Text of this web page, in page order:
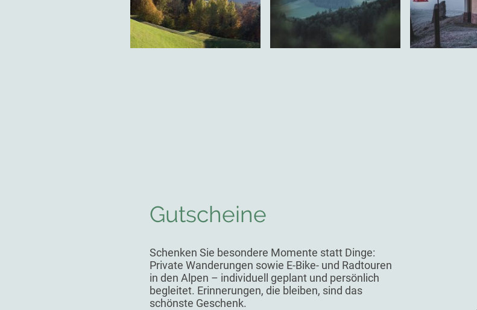
Gutscheine
Schenken Sie besondere Momente statt Dinge:
Private Wanderungen sowie E-Bike- und Radtouren
in den Alpen – individuell geplant und persönlich
begleitet. Erinnerungen, die bleiben, sind das
schönste Geschenk.